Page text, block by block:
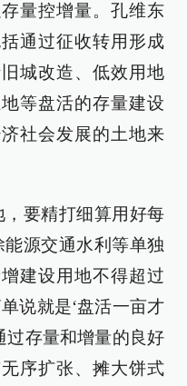
量控增量。孔维东
通过征收转用形成
城改造、低效用地
等盘活的存量建设
社会发展的土地来
要精打细算用好每
源交通水利等单独
建设用地不得超过
说就是‘盘活一亩才
过存量和增量的良好
序扩张、摊大饼式